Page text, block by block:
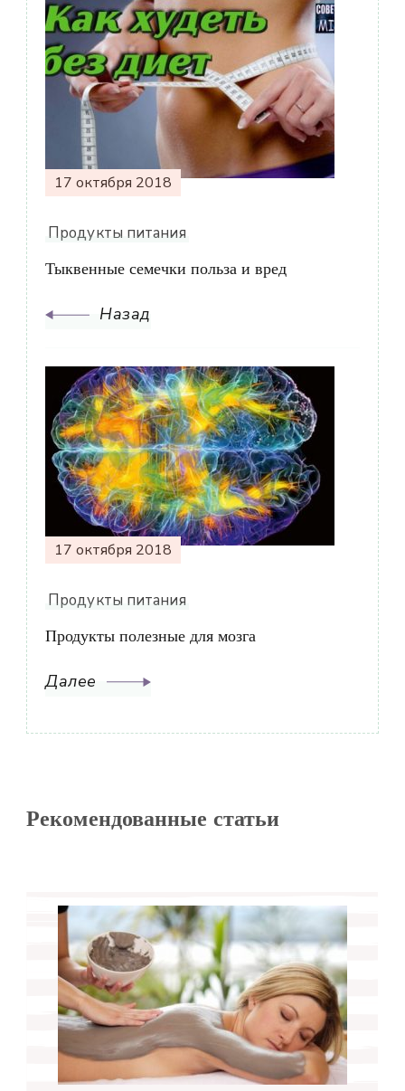
Навигация
по
записям
17 октября 2018
Продукты питания
Тыквенные семечки польза и вред
Назад
17 октября 2018
Продукты питания
Продукты полезные для мозга
Далее
Рекомендованные статьи